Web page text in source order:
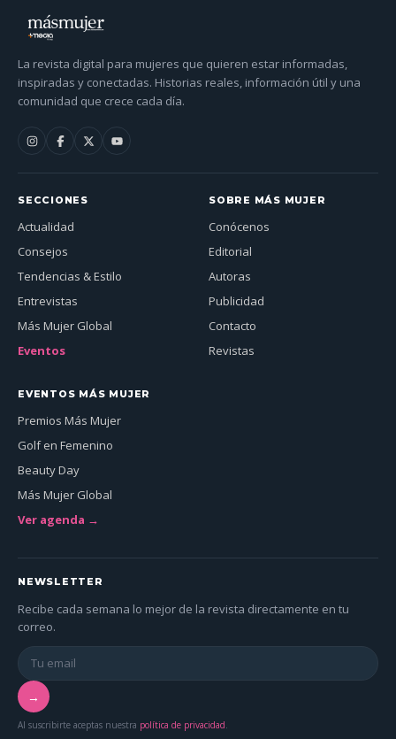
La revista digital para mujeres que quieren estar informadas,
inspiradas y conectadas. Historias reales, información útil y una
comunidad que crece cada día.
SECCIONES
Actualidad
Consejos
Tendencias & Estilo
Entrevistas
Más Mujer Global
Eventos
SOBRE MÁS MUJER
Conócenos
Editorial
Autoras
Publicidad
Contacto
Revistas
EVENTOS MÁS MUJER
Premios Más Mujer
Golf en Femenino
Beauty Day
Más Mujer Global
Ver agenda →
NEWSLETTER
Recibe cada semana lo mejor de la revista directamente en tu
correo.
→
Al suscribirte aceptas nuestra política de privacidad.